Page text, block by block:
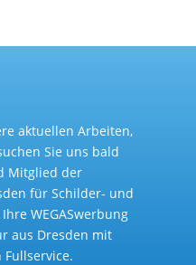
aktuellen Arbeiten,
Sie uns bald
Mitglied der
für Schilder- und
WEGASwerbung
aus Dresden mit